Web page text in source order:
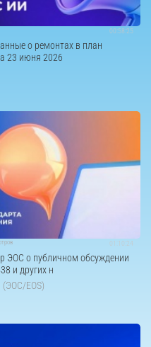
00:58:25
о ремонтах в план
23 июня 2026
01:10:24
ЭОС о публичном обсуждении
и других н
EOS)